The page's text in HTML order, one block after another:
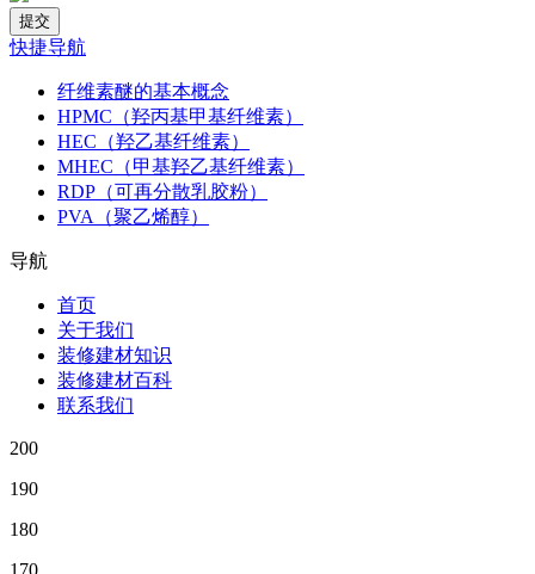
快捷导航
纤维素醚的基本概念
HPMC（羟丙基甲基纤维素）
HEC（羟乙基纤维素）
MHEC（甲基羟乙基纤维素）
RDP（可再分散乳胶粉）
PVA（聚乙烯醇）
导航
首页
关于我们
装修建材知识
装修建材百科
联系我们
200
190
180
170